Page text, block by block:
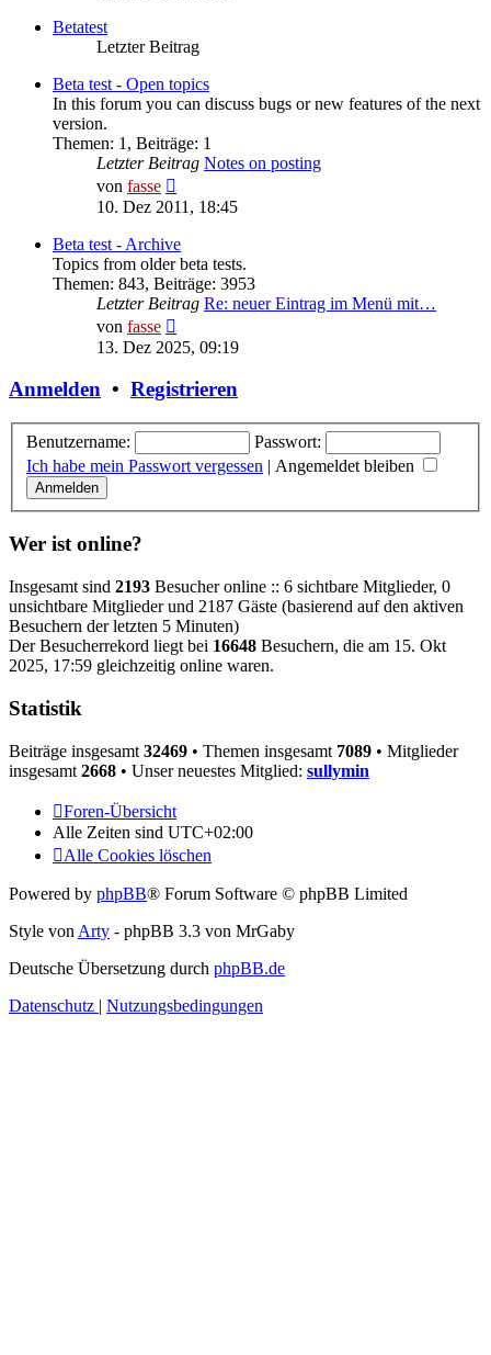
Betatest
Letzter Beitrag
Beta test - Open topics
In this forum you can discuss bugs or new features of the next
version.
Themen: 1 , Beiträge: 1
Letzter Beitrag Notes on posting
von fasse
Beitrag
10. Dez 2011, 18:45
Beta test - Archive
Topics from older beta tests.
Themen: 843, Beiträge: 3953
Letzter Beitrag Re: neuer Eintrag im Menü mit…
von fasse
Beitrag
13. Dez 2025, 09:19
Anmelden • Registrieren
Benutzername:
Passwort:
Ich habe mein Passwort vergessen | Angemeldet bleiben
Wer ist online?
Insgesamt sind 2193 Besucher online :: 6 sichtbare Mitglieder, 0
unsichtbare Mitglieder und 2187 Gäste (basierend auf den aktiven
Besuchern der letzten 5 Minuten)
Der Besucherrekord liegt bei 16648 Besuchern, die am 15. Okt
2025, 17:59 gleichzeitig online waren.
Statistik
Beiträge insgesamt 32469 • Themen insgesamt 7089 • Mitglieder
insgesamt 2668 • Unser neuestes Mitglied: sullymin
Foren-Übersicht
Alle Zeiten sind UTC+02:00
Alle Cookies löschen
Powered by phpBB® Forum Software © phpBB Limited
Style von Arty - phpBB 3.3 von MrGaby
Deutsche Übersetzung durch phpBB.de
Datenschutz | Nutzungsbedingungen